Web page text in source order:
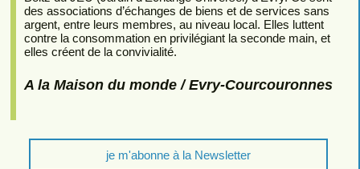
des associations d’échanges de biens et de services sans
argent, entre leurs membres, au niveau local. Elles luttent
contre la consommation en privilégiant la seconde main, et
elles créent de la convivialité.
A la Maison du monde / Evry-Courcouronnes
je m'abonne à la Newsletter